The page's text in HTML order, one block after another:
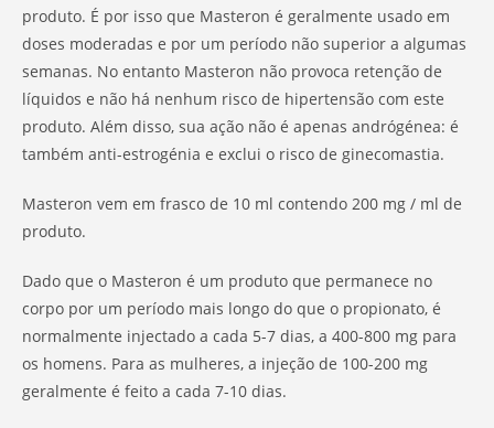
produto. É por isso que Masteron é geralmente usado em
doses moderadas e por um período não superior a algumas
semanas. No entanto Masteron não provoca retenção de
líquidos e não há nenhum risco de hipertensão com este
produto. Além disso, sua ação não é apenas andrógénea: é
também anti-estrogénia e exclui o risco de ginecomastia.
Masteron vem em frasco de 10 ml contendo 200 mg / ml de
produto.
Dado que o Masteron é um produto que permanece no
corpo por um período mais longo do que o propionato, é
normalmente injectado a cada 5-7 dias, a 400-800 mg para
os homens. Para as mulheres, a injeção de 100-200 mg
geralmente é feito a cada 7-10 dias.